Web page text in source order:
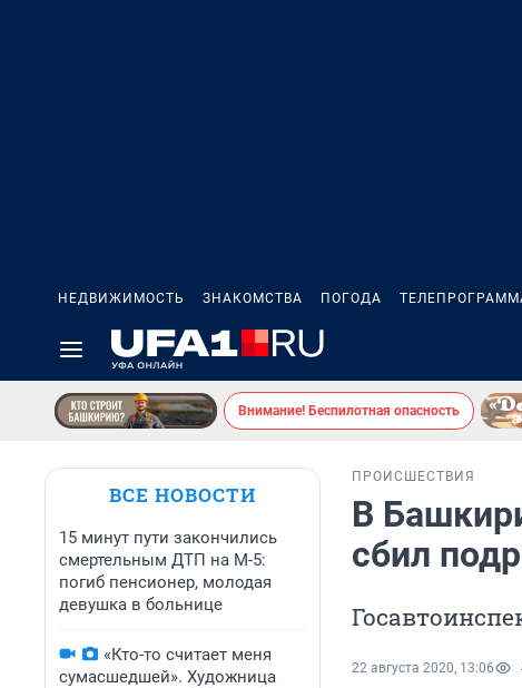
НЕДВИЖИМОСТЬ ЗНАКОМСТВА ПОГОДА
Внимание! Беспилотная опасность
ВСЕ НОВОСТИ
15 минут пути закончились
смертельным ДТП на М-5:
погиб пенсионер, молодая
девушка в больнице
«Кто-то считает меня
сумасшедшей». Художница
ПРОИСШЕСТВИЯ
В
сбил
22 августа 2020, 13:06